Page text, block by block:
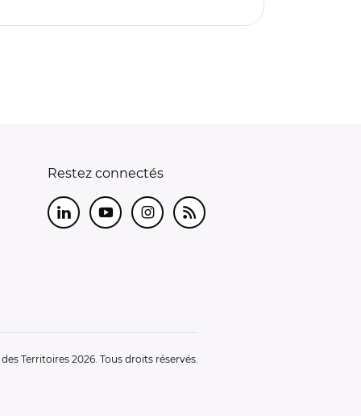
Restez connectés
LinkedInYoutubeInstagram
RSS
Territoires 2026. Tous droits réservés.